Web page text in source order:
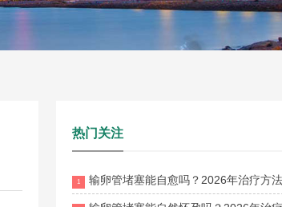
热门关注
1 输卵管堵塞能自愈吗？2026年治疗方